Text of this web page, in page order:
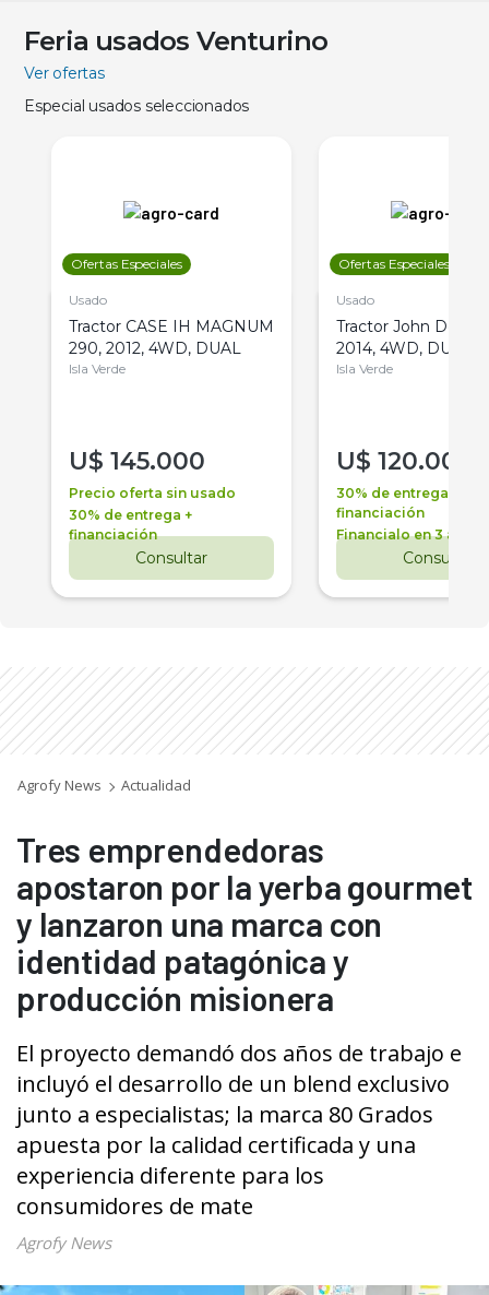
Feria usados Venturino
Ver ofertas
Especial usados seleccionados
Ofertas Especiales
Usado
Tractor CASE IH MAGNUM
290, 2012, 4WD, DUAL
Isla Verde
U$ 145.000
Precio oferta sin usado
30% de entrega +
financiación
Consultar
Ofertas Especiales
Usado
Tractor John Deere
2014, 4WD, DUAL
Isla Verde
U$ 120.000
30% de entrega +
financiación
Financialo en 3 años
Consultar
Agrofy News Actualidad
Tres emprendedoras
apostaron por la yerba gourmet
y lanzaron una marca con
identidad patagónica y
producción misionera
El proyecto demandó dos años de trabajo e
incluyó el desarrollo de un blend exclusivo
junto a especialistas; la marca 80 Grados
apuesta por la calidad certificada y una
experiencia diferente para los
consumidores de mate
Agrofy News